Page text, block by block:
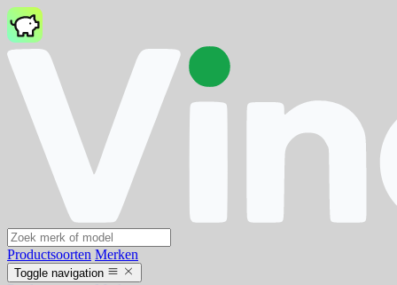
Productsoorten Merken
Toggle navigation